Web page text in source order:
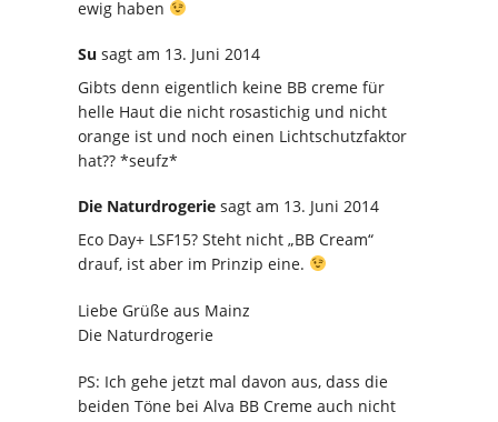
ewig haben
Su sagt am 13. Juni 2014
Gibts denn eigentlich keine BB creme für
helle Haut die nicht rosastichig und nicht
orange ist und noch einen Lichtschutzfaktor
hat?? *seufz*
Die Naturdrogerie sagt am 13. Juni 2014
Eco Day+ LSF15? Steht nicht „BB Cream“
drauf, ist aber im Prinzip eine.
Liebe Grüße aus Mainz
Die Naturdrogerie
PS: Ich gehe jetzt mal davon aus, dass die
beiden Töne bei Alva BB Creme auch nicht